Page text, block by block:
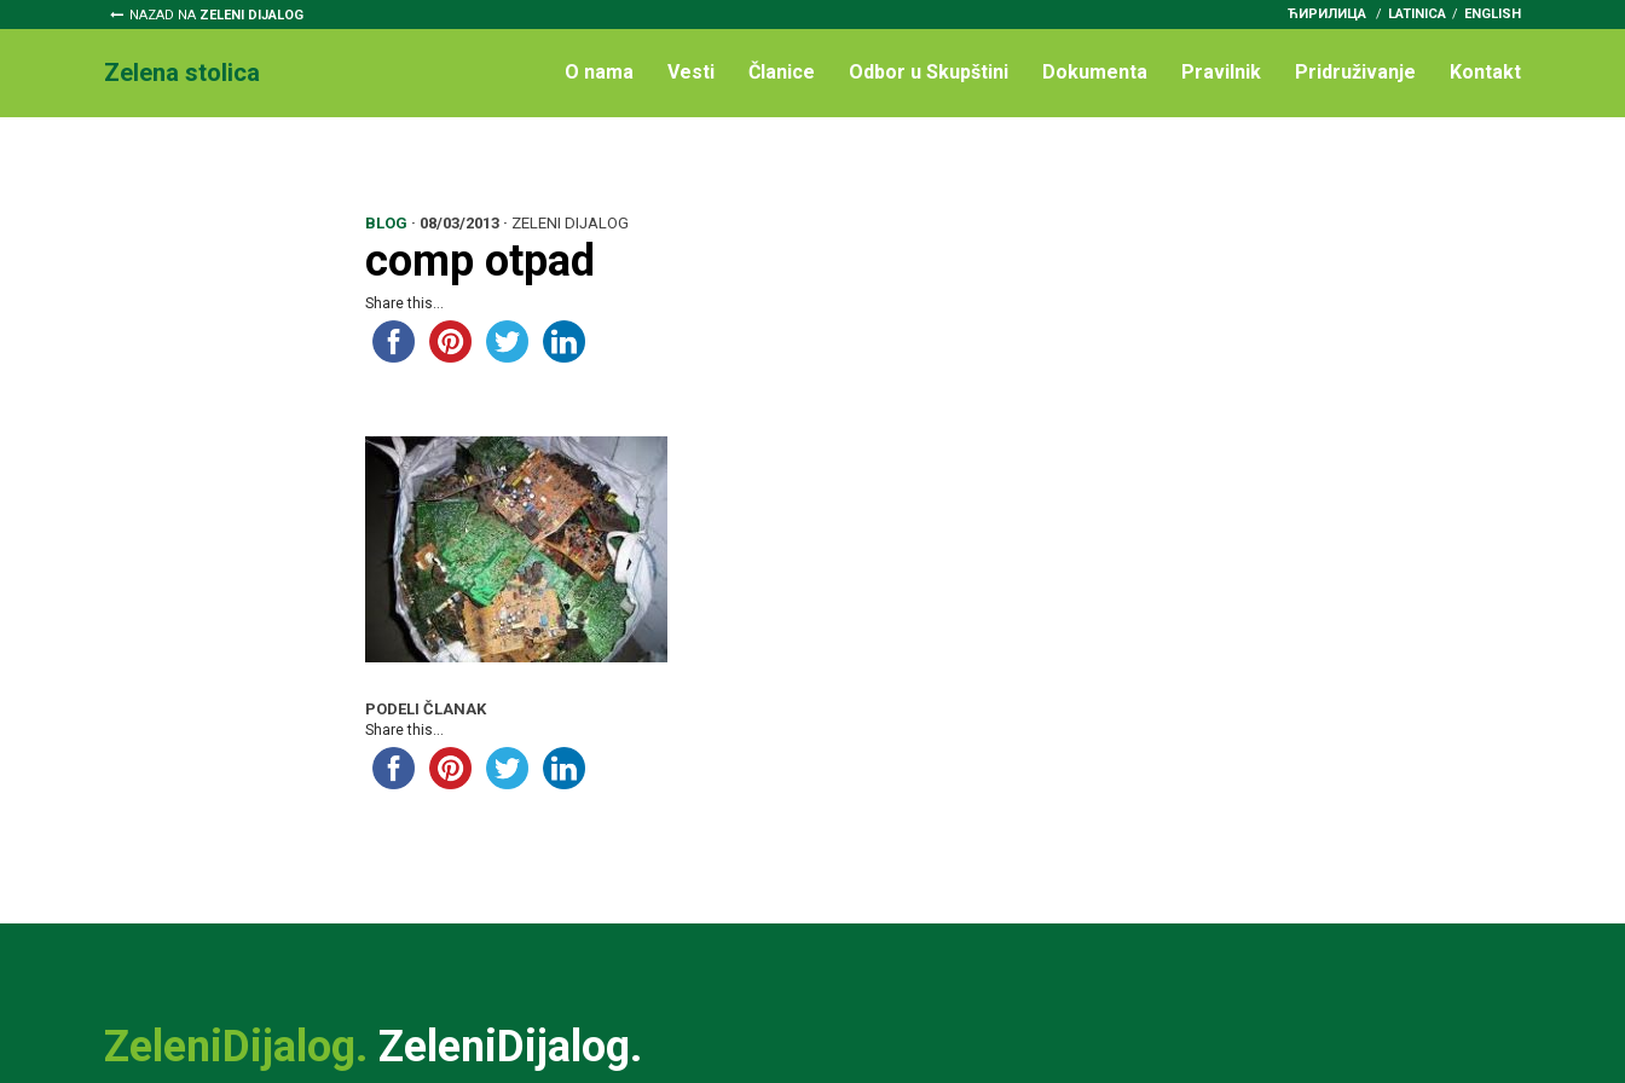
NAZAD NA ZELENI DIJALOG ЋИРИЛИЦА / LATINICA ENGLISH
Zelena stolica O nama Vesti Članice Odbor u Skupštini Dokumenta Pravilnik Pridruživanje Kontakt
BLOG · 08/03/2013 · ZELENI DIJALOG
comp otpad
Share this...
PODELI ČLANAK
Share this...
ZeleniDijalog. ZeleniDijalog.